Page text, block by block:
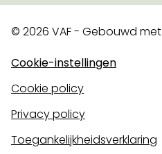
© 2026 VAF - Gebouwd met
Cookie-instellingen
Cookie policy
Privacy policy
Toegankelijkheidsverklaring